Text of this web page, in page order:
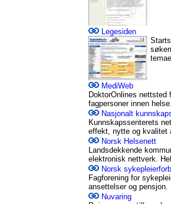
Legesiden
MediWeb
DoktorOnlines nettsted
fagpersoner innen helse.
Nasjonalt
Kunnskapssenterets
effekt, nytte og kvalitet
Norsk Helsenett
Landsdekkende
elektronisk nettverk.
Norsk
Fagforening for
ansettelser og pensjon.
Nuvaring